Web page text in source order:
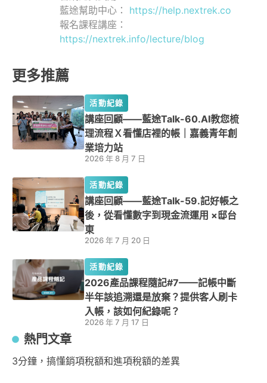
藍途幫助中心： https://help.nextrek.co
報名課程講座：
https://nextrek.info/lecture/blog
更多推薦
活動紀錄
講座回顧——藍途Talk-60.AI教您梳
理流程Ｘ看懂店裡的帳｜嘉義青年創
業培力站
2026 年 8 月 7 日
活動紀錄
講座回顧——藍途Talk-59.記好帳之
後，從看懂數字到現金流運用 ×邸台
東
2026 年 7 月 20 日
活動紀錄
2026產品課程隨記#7——記帳中斷
半年該追溯還是放棄？提供客人刷卡
入帳，該如何紀錄呢？
2026 年 7 月 17 日
熱門文章
3分鐘，搞懂銷項稅額和進項稅額的差異